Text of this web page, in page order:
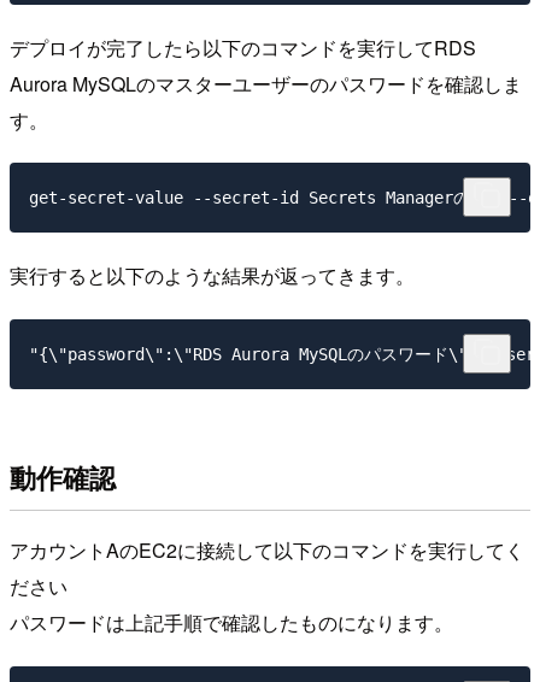
デプロイが完了したら以下のコマンドを実行してRDS
Aurora MySQLのマスターユーザーのパスワードを確認しま
す。
実行すると以下のような結果が返ってきます。
動作確認
アカウントAのEC2に接続して以下のコマンドを実行してく
ださい
パスワードは上記手順で確認したものになります。